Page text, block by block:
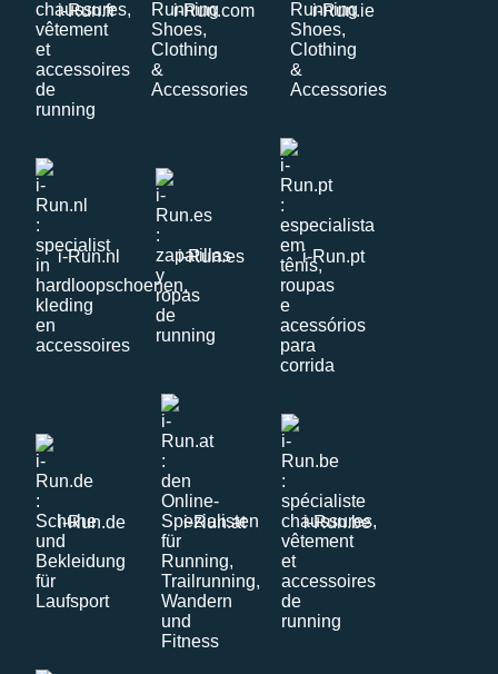
i-Run.fr i-Run.com i-Run.ie
i-Run.nl i-Run.es i-Run.pt
i-Run.de i-Run.at i-Run.be